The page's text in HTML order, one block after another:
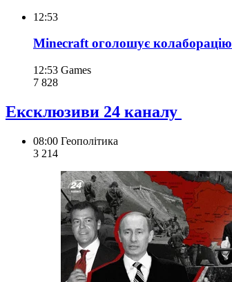
12:53
Minecraft оголошує
12:53 Games
7 828
Ексклюзиви 24 каналу
08:00 Геополітика
3 214